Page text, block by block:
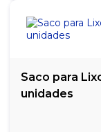
Saco para
unidades